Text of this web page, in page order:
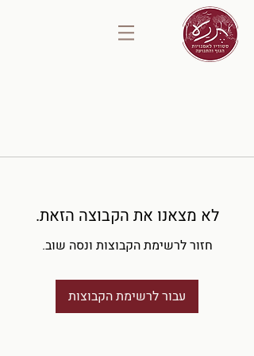
לא מצאנו את הקבוצה הזאת.
חזור לרשימת הקבוצות ונסה שוב.
עבור לרשימת הקבוצות